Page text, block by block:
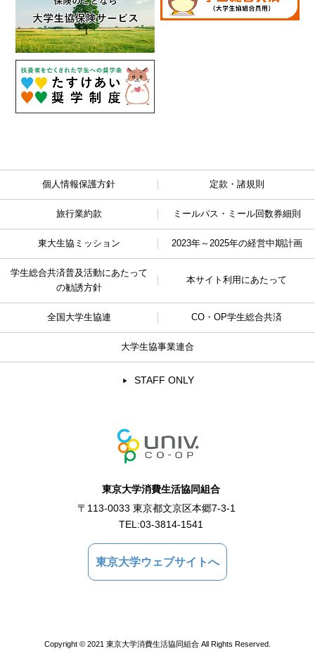
個人情報保護方針 定款・諸規則
旅行業約款 ミールパス・ミール回数券細則
東大生協ミッション 2023年～2025年の経営中期計画
学生総合共済普及活動にあたって
の勧誘方針
本サイト利用にあたって
全国大学生協連 CO・OP学生総合共済
大学生協事業連合
STAFF ONLY
東京大学消費生活協同組合
〒113-0033 東京都文京区本郷7-3-1
TEL:03-3814-1541
東京大学ウェブサイトへ
Copyright © 2021 東京大学消費生活協同組合 All Rights Reserved.